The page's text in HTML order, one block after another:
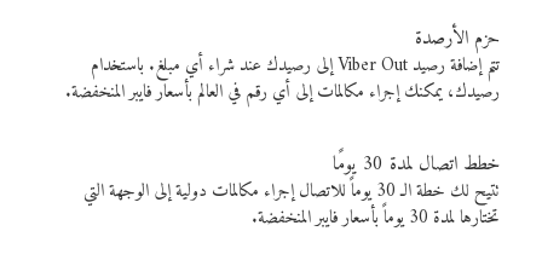
حزم الأرصدة
تتم إضافة رصيد Viber Out إلى رصيدك عند شراء أي مبلغ. باستخدام
رصيدك، يمكنك إجراء مكالمات إلى أي رقم في العالم بأسعار فايبر المنخفضة.
خطط اتصال لمدة 30 يومًا
تتيح لك خطة الـ 30 يوماً للاتصال إجراء مكالمات دولية إلى الوجهة التي
تختارها لمدة 30 يوماً بأسعار فايبر المنخفضة.